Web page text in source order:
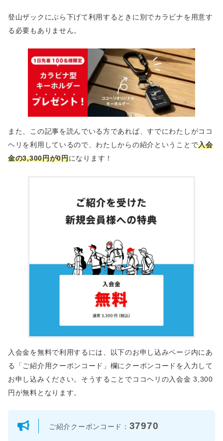
登山ザックにぶら下げて利用するときに別でカラビナを用意す
る必要もありません。
また、この記事を読んでいる方であれば、すでにわたしがココ
ヘリを利用しているので、わたしからの紹介ということで入会
金の3,300円が0円になります！
入会金を無料で利用するには、以下のお申し込みページ内にあ
る「ご紹介用クーポンコード」欄にクーポンコードを入力して
お申し込みください。そうすることでココヘリの入会金 3,300
円が無料となります。
ご紹介クーポンコード： 37970